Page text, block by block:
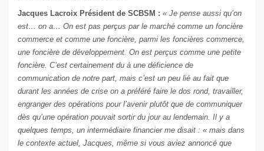
Jacques Lacroix Président de SCBSM : « Je pense aussi qu’on
est… on a… On est pas perçus par le marché comme un foncière
commerce et comme une foncière, parmi les foncières commerce,
une foncière de développement. On est perçus comme une petite
foncière. C’est certainement du à une déficience de
communication de notre part, mais c’est un peu lié au fait que
durant les années de crise on a préféré faire le dos rond, travailler,
engranger des opérations pour l’avenir plutôt que de communiquer
dès qu’une opération pouvait sortir du jour au lendemain. Il y a
quelques temps, un intermédiaire financier me disait : « mais dans
le contexte actuel, Jacques, même si vous aviez annoncé que